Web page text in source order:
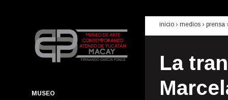
MUSEO
inicio › medios › prensa
La